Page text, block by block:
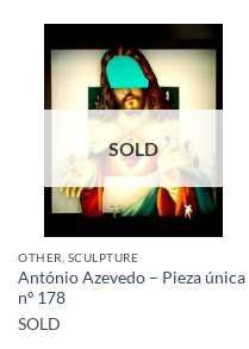
SOLD
OTHER, SCULPTURE
António Azevedo – Pieza única
nº 178
SOLD